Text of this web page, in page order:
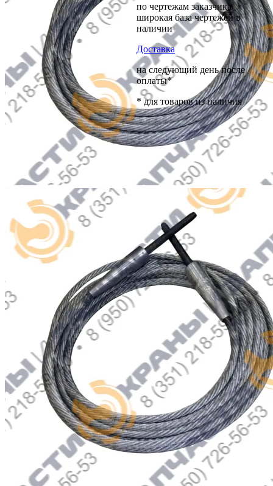
по чертежам заказчика
широкая база чертежей в
наличии
Доставка
на следующий день после
оплаты*
* для товаров из наличия